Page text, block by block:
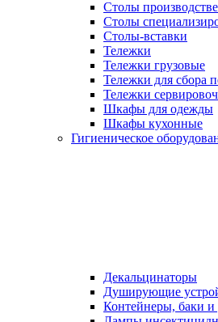
Столы
Столы
Столы-вставки
Тележки
Тележки грузовые
Тележки для сбора
Тележки
Шкафы для одежды
Шкафы кухонные
Гигиеническое
Декальцинаторы
Душирующие
Контейнеры, баки и